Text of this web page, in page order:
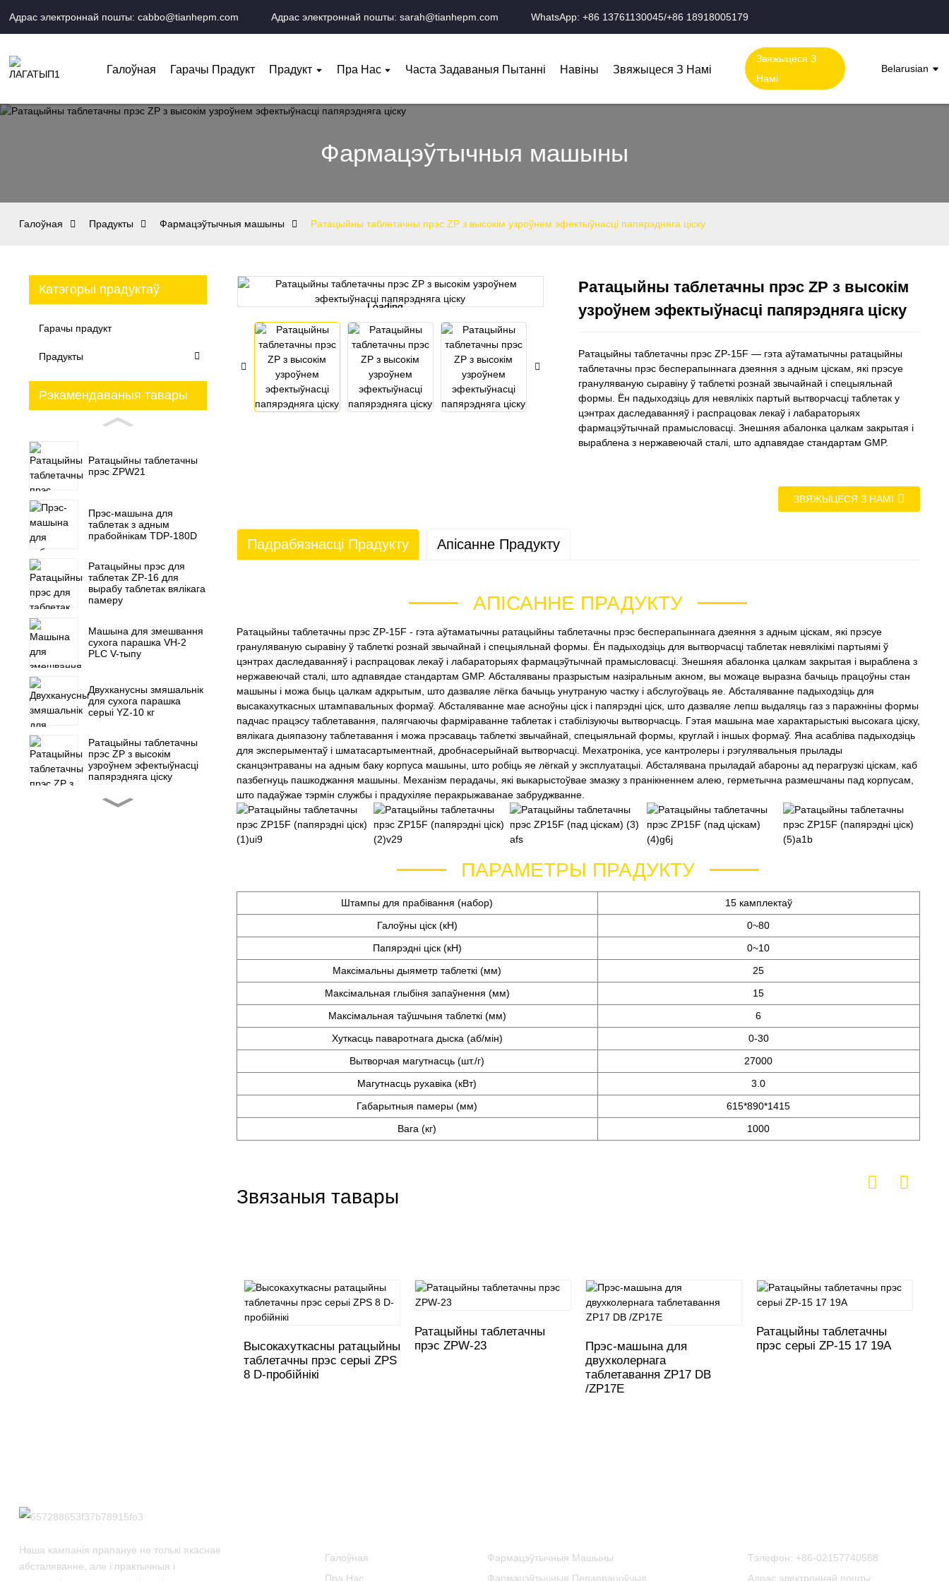
Адрас электроннай пошты: cabbo@tianhepm.com Адрас электроннай пошты: sarah@tianhepm.com WhatsApp: +86 13761130045/+86 18918005179
Галоўная Гарачы Прадукт Прадукт Пра Нас Часта Задаваныя Пытанні Навіны Звяжыцеся З Намі
Звяжыцеся З
Намі
Belarusian
Фармацэўтычныя машыны
Галоўная Прадукты Фармацэўтычныя машыны Ратацыйны таблетачны прэс ZP з высокім узроўнем эфектыўнасці папярэдняга ціску
Катэгорыі прадуктаў
Гарачы прадукт
Прадукты
Рэкамендаваныя тавары
Ратацыйны таблетачны
прэс ZPW21
Прэс-машына для
таблетак з адным
прабойнікам TDP-180D
Ратацыйны прэс для
таблетак ZP-16 для
вырабу таблетак вялікага
памеру
Машына для змешвання
сухога парашка VH-2
PLC V-тыпу
Двухканусны змяшальнік
для сухога парашка
серыі YZ-10 кг
Ратацыйны таблетачны
прэс ZP з высокім
узроўнем эфектыўнасці
папярэдняга ціску
Ратацыйны таблетачны
Loading...
Loading... Loading...
Loading... Loading...
Loading...
Ратацыйны таблетачны прэс ZP з высокім
узроўнем эфектыўнасці папярэдняга ціску
Ратацыйны таблетачны прэс ZP-15F — гэта аўтаматычны ратацыйны
таблетачны прэс бесперапыннага дзеяння з адным ціскам, які прэсуе
грануляваную сыравіну ў таблеткі рознай звычайнай і спецыяльнай
формы. Ён падыходзіць для невялікіх партый вытворчасці таблетак у
цэнтрах даследаванняў і распрацовак лекаў і лабараторыях
фармацэўтычнай прамысловасці. Знешняя абалонка цалкам закрытая і
выраблена з нержавеючай сталі, што адпавядае стандартам GMP.
ЗВЯЖЫЦЕСЯ З НАМІ
Падрабязнасці Прадукту Апісанне Прадукту
АПІСАННЕ ПРАДУКТУ
Ратацыйны таблетачны прэс ZP-15F - гэта аўтаматычны ратацыйны таблетачны прэс бесперапыннага дзеяння з адным ціскам, які прэсуе
грануляваную сыравіну ў таблеткі рознай звычайнай і спецыяльнай формы. Ён падыходзіць для вытворчасці таблетак невялікімі партыямі ў
цэнтрах даследаванняў і распрацовак лекаў і лабараторыях фармацэўтычнай прамысловасці. Знешняя абалонка цалкам закрытая і выраблена з
нержавеючай сталі, што адпавядае стандартам GMP. Абсталяваны празрыстым назіральным акном, вы можаце выразна бачыць працоўны стан
машыны і можа быць цалкам адкрытым, што дазваляе лёгка бачыць унутраную частку і абслугоўваць яе. Абсталяванне падыходзіць для
высакахуткасных штампавальных формаў. Абсталяванне мае асноўны ціск і папярэдні ціск, што дазваляе лепш выдаляць газ з паражніны формы
падчас працэсу таблетавання, палягчаючы фарміраванне таблетак і стабілізуючы вытворчасць. Гэтая машына мае характарыстыкі высокага ціску,
вялікага дыяпазону таблетавання і можа прэсаваць таблеткі звычайнай, спецыяльнай формы, круглай і іншых формаў. Яна асабліва падыходзіць
для эксперыментаў і шматасартыментнай, дробнасерыйнай вытворчасці. Мехатроніка, усе кантролеры і рэгулявальныя прылады
сканцэнтраваны на адным баку корпуса машыны, што робіць яе лёгкай у эксплуатацыі. Абсталявана прыладай абароны ад перагрузкі ціскам, каб
пазбегнуць пашкоджання машыны. Механізм перадачы, які выкарыстоўвае змазку з пранікненнем алею, герметычна размешчаны пад корпусам,
што падаўжае тэрмін службы і прадухіляе перакрыжаванае забруджванне.
ПАРАМЕТРЫ ПРАДУКТУ
Штампы для прабівання (набор)
15 камплектаў
Галоўны ціск (кН)
0~80
Папярэдні ціск (кН)
0~10
Максімальны дыяметр таблеткі (мм)
25
Максімальная глыбіня запаўнення (мм)
15
Максімальная таўшчыня таблеткі (мм)
6
Хуткасць паваротнага дыска (аб/мін)
0-30
Вытворчая магутнасць (шт./г)
27000
Магутнасць рухавіка (кВт)
3.0
Габарытныя памеры (мм)
615*890*1415
Вага (кг)
1000
Звязаныя тавары
Высокахуткасны ратацыйны
таблетачны прэс серыі ZPS
8 D-пробійнікі
Ратацыйны таблетачны
прэс ZPW-23
Прэс-машына для
двухколернага
таблетавання ZP17 DB
/ZP17E
Ратацыйны таблетачны
прэс серыі ZP-15 17 19A
Наша кампанія прапануе не толькі якаснае
абсталяванне, але і практычныя і
Галоўная
Пра Нас
Фармацэўтычныя Машыны
Фармацэўтычныя Перапрацоўчыя
Тэлефон: +86-02157740568
Адрас электроннай пошты: